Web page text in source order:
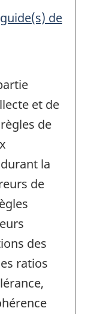
de
et de
de
la
de
des
ratios